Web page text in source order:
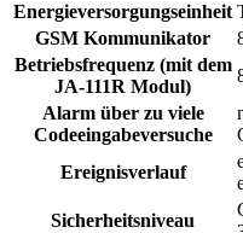
Energieversorgungseinheit
GSM Kommunikator
Betriebsfrequenz (mit dem
JA-111R Modul)
Alarm über zu viele
Codeeingabeversuche
Ereignisverlauf
Sicherheitsniveau